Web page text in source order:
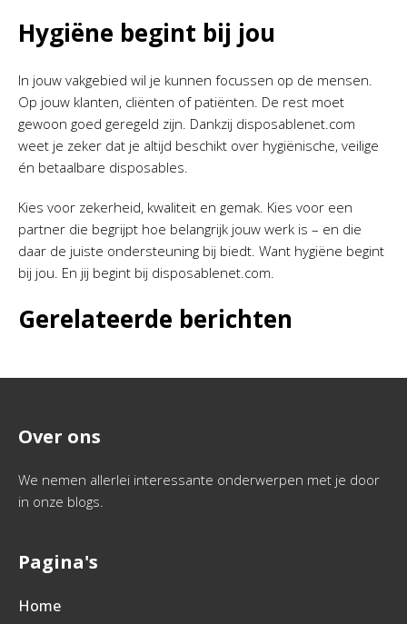
Hygiëne begint bij jou
In jouw vakgebied wil je kunnen focussen op de mensen.
Op jouw klanten, cliënten of patiënten. De rest moet
gewoon goed geregeld zijn. Dankzij disposablenet.com
weet je zeker dat je altijd beschikt over hygiënische, veilige
én betaalbare disposables.
Kies voor zekerheid, kwaliteit en gemak. Kies voor een
partner die begrijpt hoe belangrijk jouw werk is – en die
daar de juiste ondersteuning bij biedt. Want hygiëne begint
bij jou. En jij begint bij disposablenet.com.
Gerelateerde berichten
Over ons
We nemen allerlei interessante onderwerpen met je door
in onze blogs.
Pagina's
Home